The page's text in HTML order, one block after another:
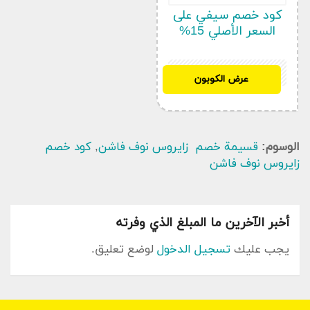
العالمية والعلامات التجارية المختارة ، بدءًا من
الساعات والحقائب إلى الملحقات ، ومجموعات الهدايا ،
يقدم كوبون خصم زايروس نوف فاشن مجموعة مختارة
البارزة:
عروض على الأساور النسائية الرائعة ، التي تحمل تصميمًا أنثويًا
في اختيار لونين رائعين: الذهبي والفضي. استفد من كوبون
كود خصم سيفي على
السعر الأصلي 15%
عرض الكوبون
الوسوم: قسيمة خصم زايروس نوف فاشن, كود خصم
زايروس نوف فاشن
أخبر الآخرين ما المبلغ الذي وفرته
يجب عليك تسجيل الدخول لوضع تعليق.